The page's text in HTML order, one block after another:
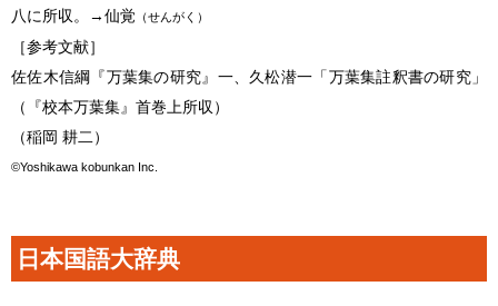
八に所収。→仙覚 （せんがく）
［参考文献］
佐佐木信綱『万葉集の研究』一、久松潜一「万葉集註釈書の研究」
（『校本万葉集』首巻上所収）
（稲岡 耕二）
©Yoshikawa kobunkan Inc.
日本国語大辞典